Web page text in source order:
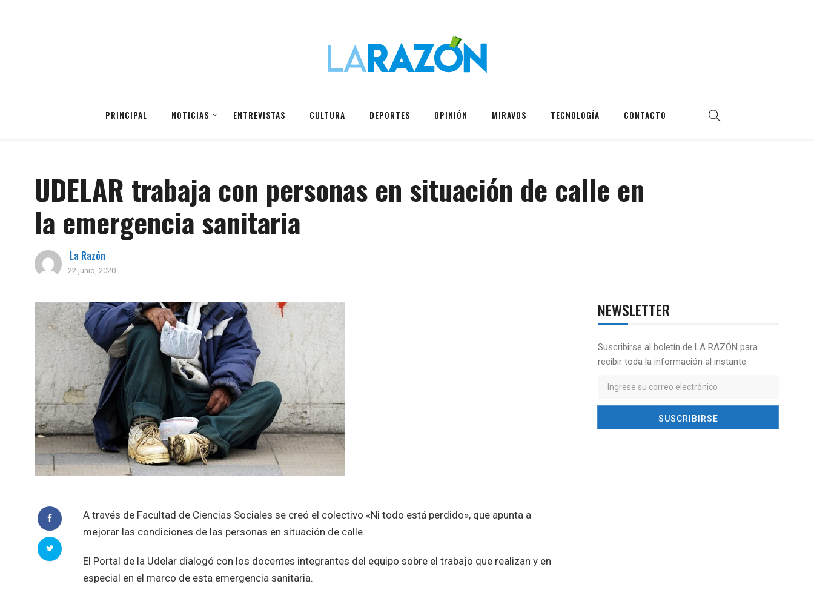
PRINCIPAL NOTICIAS ENTREVISTAS CULTURA DEPORTES OPINIÓN MIRAVOS TECNOLOGÍA CONTACTO
UDELAR trabaja con personas en situación de calle en
la emergencia sanitaria
La Razón
22 junio, 2020
A través de Facultad de Ciencias Sociales se creó el colectivo «Ni todo está perdido», que apunta a
mejorar las condiciones de las personas en situación de calle.
El Portal de la Udelar dialogó con los docentes integrantes del equipo sobre el trabajo que realizan y en
especial en el marco de esta emergencia sanitaria.
NEWSLETTER
Suscribirse al boletín de LA RAZÓN para
recibir toda la información al instante.